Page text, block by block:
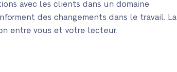
avec les clients dans un domaine
des changements dans le travail. La
entre vous et votre lecteur.